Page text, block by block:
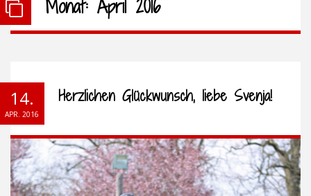
Monat: April 2016
14.
APR. 2016
Herzlichen Glückwunsch, liebe Svenja!